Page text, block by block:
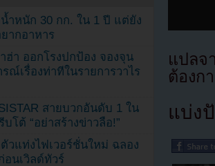
แปล
ต้องก
แบ่ง
ำหนัก 30 กก. ใน 1 ปี แต่ยัง
ากอาหาร
ฮ่า ออกโรงปกป้อง จองจุน
ณ์เรื่องท่าทีในรายการวาไร
สายบวกอันดับ 1 ใน
บโต้ “อย่าสร้างข่าวลือ!”
วแท่งไฟเวอร์ชั่นใหม่ ฉลอง
นเวิลด์ทัวร์